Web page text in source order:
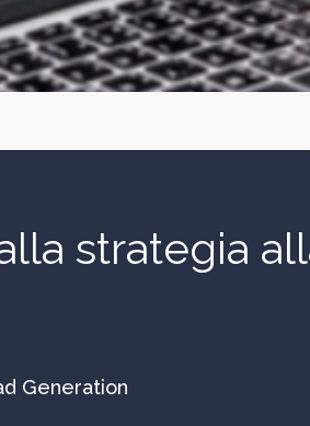
strategia
Generation